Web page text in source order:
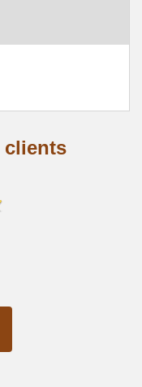
clients